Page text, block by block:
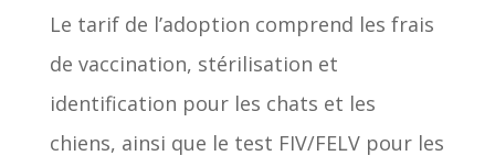
Le tarif de l’adoption comprend les frais
de vaccination, stérilisation et
identification pour les chats et les
chiens, ainsi que le test FIV/FELV pour les